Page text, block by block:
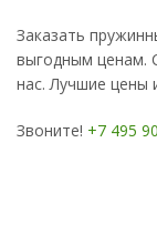
Заказать
выгодным ценам.
нас. Лучшие цены
Звоните! +7 495